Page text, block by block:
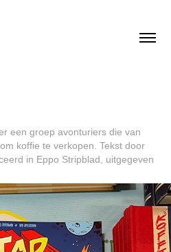
een groep avonturiers die van
koffie te verkopen. Tekst door
in Eppo Stripblad, uitgegeven